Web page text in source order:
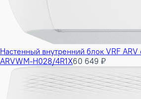
Настенный внутренний блок VRF
ARVWM-H028/4R1X60 649 ₽